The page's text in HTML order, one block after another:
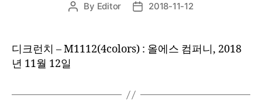
Post
By Editor
Post2018-11-12
디크런치 – M1112(4colors) : 올에스 컴퍼니, 2018
년 11월 12일